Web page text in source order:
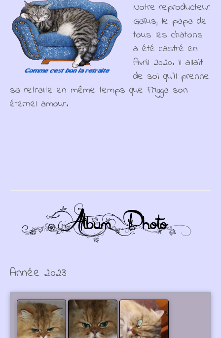
Notre reproducteur
Gaïus, le papa de
tous les chatons
a été castré en
Avril 2020. Il allait
de soi qu'il prenne
sa retraite en même temps que Frigga son
éternel amour.
Année 2023